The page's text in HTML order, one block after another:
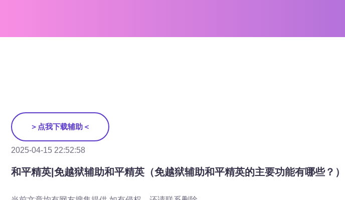
＞点我下载辅助＜
2025-04-15 22:52:58
和平精英|免越狱辅助和平精英（免越狱辅助和平精英的主要功能有哪些？）